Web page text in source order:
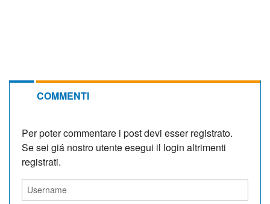
COMMENTI
Per poter commentare i post devi esser registrato.
Se sei giá nostro utente esegui il login altrimenti
registrati.